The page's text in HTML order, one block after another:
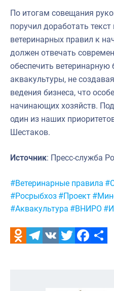
По итогам совещания
поручил доработать
ветеринарных правил к
должен отвечать
обеспечить ветеринарную
аквакультуры, не
ведения бизнеса, что
начинающих хозяйств.
один из наших
Шестаков.
Источник: Пресс-служба
Метки:
#Ветеринарные правила
#Росрыбхоз #Проект
#Аквакультура #ВНИРО